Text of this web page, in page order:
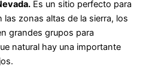
Es un sitio perfecto para
las zonas altas de la sierra, los
grandes grupos para
natural hay una importante